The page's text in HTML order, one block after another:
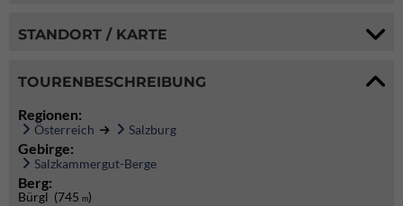
STANDORT / KARTE
TOURENBESCHREIBUNG
Regionen:
Österreich Salzburg
Gebirge:
Salzkammergut-Berge
Berg:
Bürgl (745 m)